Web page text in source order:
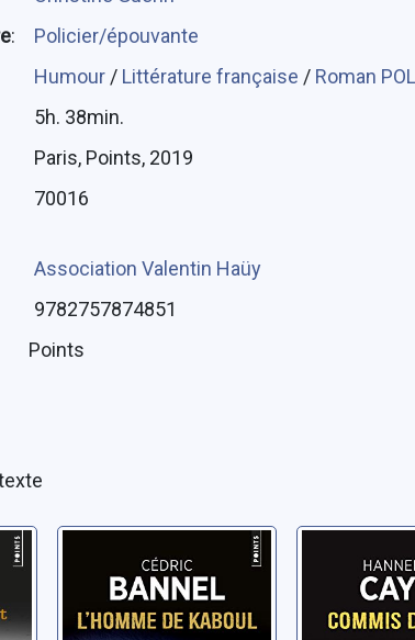
:
Policier/épouvante
Humour / Littérature française / Roman
5h. 38min.
Paris, Points, 2019
70016
Association Valentin Haüy
9782757874851
Points
Kaboul
Bannel, Cédric
Commis
Toiles
Ground